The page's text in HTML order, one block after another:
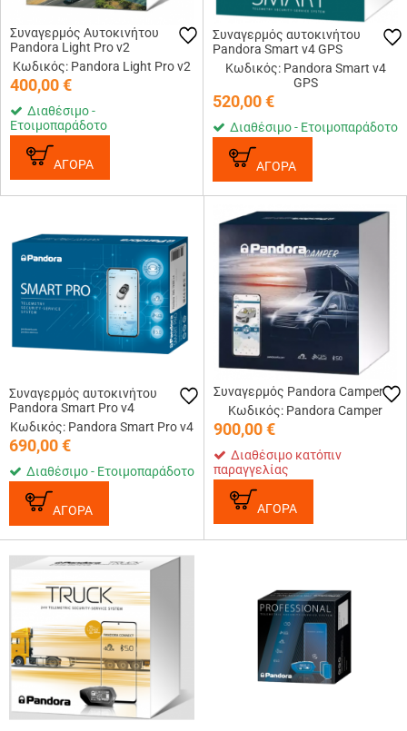
Συναγερμός Αυτοκινήτου
Pandora Light Pro v2
Κωδικός: Pandora Light Pro v2
400,00€
Διαθέσιμο -
Ετοιμοπαράδοτο
ΑΓΟΡΑ
Συναγερμός αυτοκινήτου
Pandora Smart v4 GPS
Κωδικός: Pandora Smart v4
GPS
520,00€
Διαθέσιμο - Ετοιμοπαράδοτο
ΑΓΟΡΑ
Συναγερμός αυτοκινήτου
Pandora Smart Pro v4
Κωδικός: Pandora Smart Pro v4
690,00€
Διαθέσιμο - Ετοιμοπαράδοτο
ΑΓΟΡΑ
Συναγερμός Pandora Camper
Κωδικός: Pandora Camper
900,00€
Διαθέσιμο κατόπιν
παραγγελίας
ΑΓΟΡΑ